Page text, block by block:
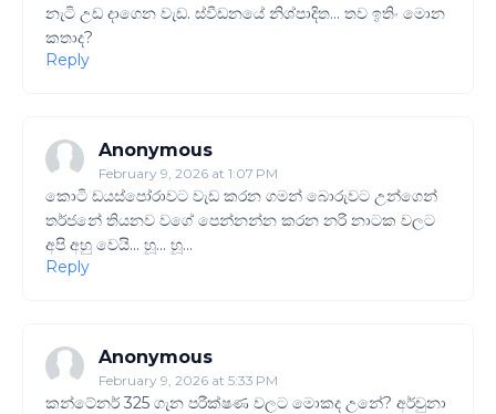
නැටි උඩ දාගෙන වැඩ. ස්වීඩනයේ නිශ්පාදිත... තව ඉතිං මොන
කතාද?
Reply
Anonymous
February 9, 2026 at 1:07 PM
කොටි ඩයස්පෝරාවට වැඩ කරන ගමන් බොරුවට උන්ගෙන්
තර්ජනේ තියනව වගේ පෙන්නන්න කරන නරි නාටක වලට
අපි අහු වෙයි... හූ... හූ...
Reply
Anonymous
February 9, 2026 at 5:33 PM
කන්ටේනර් 325 ගැන පරීක්ෂණ වලට මොකද උනේ? අර්චුනා